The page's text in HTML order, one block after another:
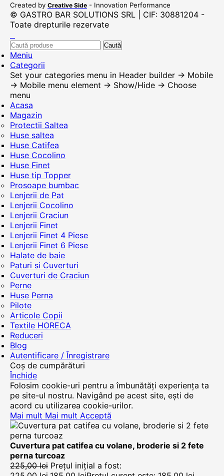
Created by Creative Side - Innovation Performance
© GASTRO BAR SOLUTIONS SRL | CIF: 30881204 -
Toate drepturile rezervate
Caută
Meniu
Categorii
Set your categories menu in Header builder -> Mobile
-> Mobile menu element -> Show/Hide -> Choose
menu
Acasa
Magazin
Protectii Saltea
Huse saltea
Huse Catifea
Huse Cocolino
Huse Finet
Huse tip Topper
Prosoape bumbac
Lenjerii de Pat
Lenjerii Cocolino
Lenjerii Craciun
Lenjerii Finet
Lenjerii Finet 4 Piese
Lenjerii Finet 6 Piese
Halate de baie
Paturi si Cuverturi
Cuverturi de Craciun
Perne
Huse Perna
Pilote
Articole Copii
Textile HORECA
Reduceri
Blog
Autentificare / Înregistrare
Coș de cumpărături
Închide
Folosim cookie-uri pentru a îmbunătăți experiența ta
pe site-ul nostru. Navigând pe acest site, ești de
acord cu utilizarea cookie-urilor.
Mai mult Mai mult Acceptă
Cuvertura pat catifea cu volane, broderie si 2 fete
perna turcoaz
225,00lei Prețul inițial a fost: